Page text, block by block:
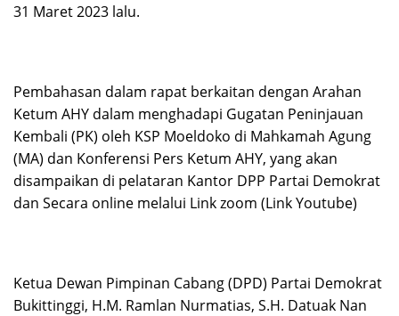
31 Maret 2023 lalu.
Pembahasan dalam rapat berkaitan dengan Arahan
Ketum AHY dalam menghadapi Gugatan Peninjauan
Kembali (PK) oleh KSP Moeldoko di Mahkamah Agung
(MA) dan Konferensi Pers Ketum AHY, yang akan
disampaikan di pelataran Kantor DPP Partai Demokrat
dan Secara online melalui Link zoom (Link Youtube)
Ketua Dewan Pimpinan Cabang (DPD) Partai Demokrat
Bukittinggi, H.M. Ramlan Nurmatias, S.H. Datuak Nan